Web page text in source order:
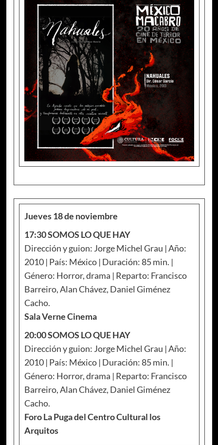
Jueves 18 de noviembre
17:30 SOMOS LO QUE HAY
Dirección y guion: Jorge Michel Grau | Año:
2010 | País: México | Duración: 85 min. |
Género: Horror, drama | Reparto: Francisco
Barreiro, Alan Chávez, Daniel Giménez
Cacho.
Sala Verne Cinema
20:00 SOMOS LO QUE HAY
Dirección y guion: Jorge Michel Grau | Año:
2010 | País: México | Duración: 85 min. |
Género: Horror, drama | Reparto: Francisco
Barreiro, Alan Chávez, Daniel Giménez
Cacho.
Foro La Puga del Centro Cultural los
Arquitos